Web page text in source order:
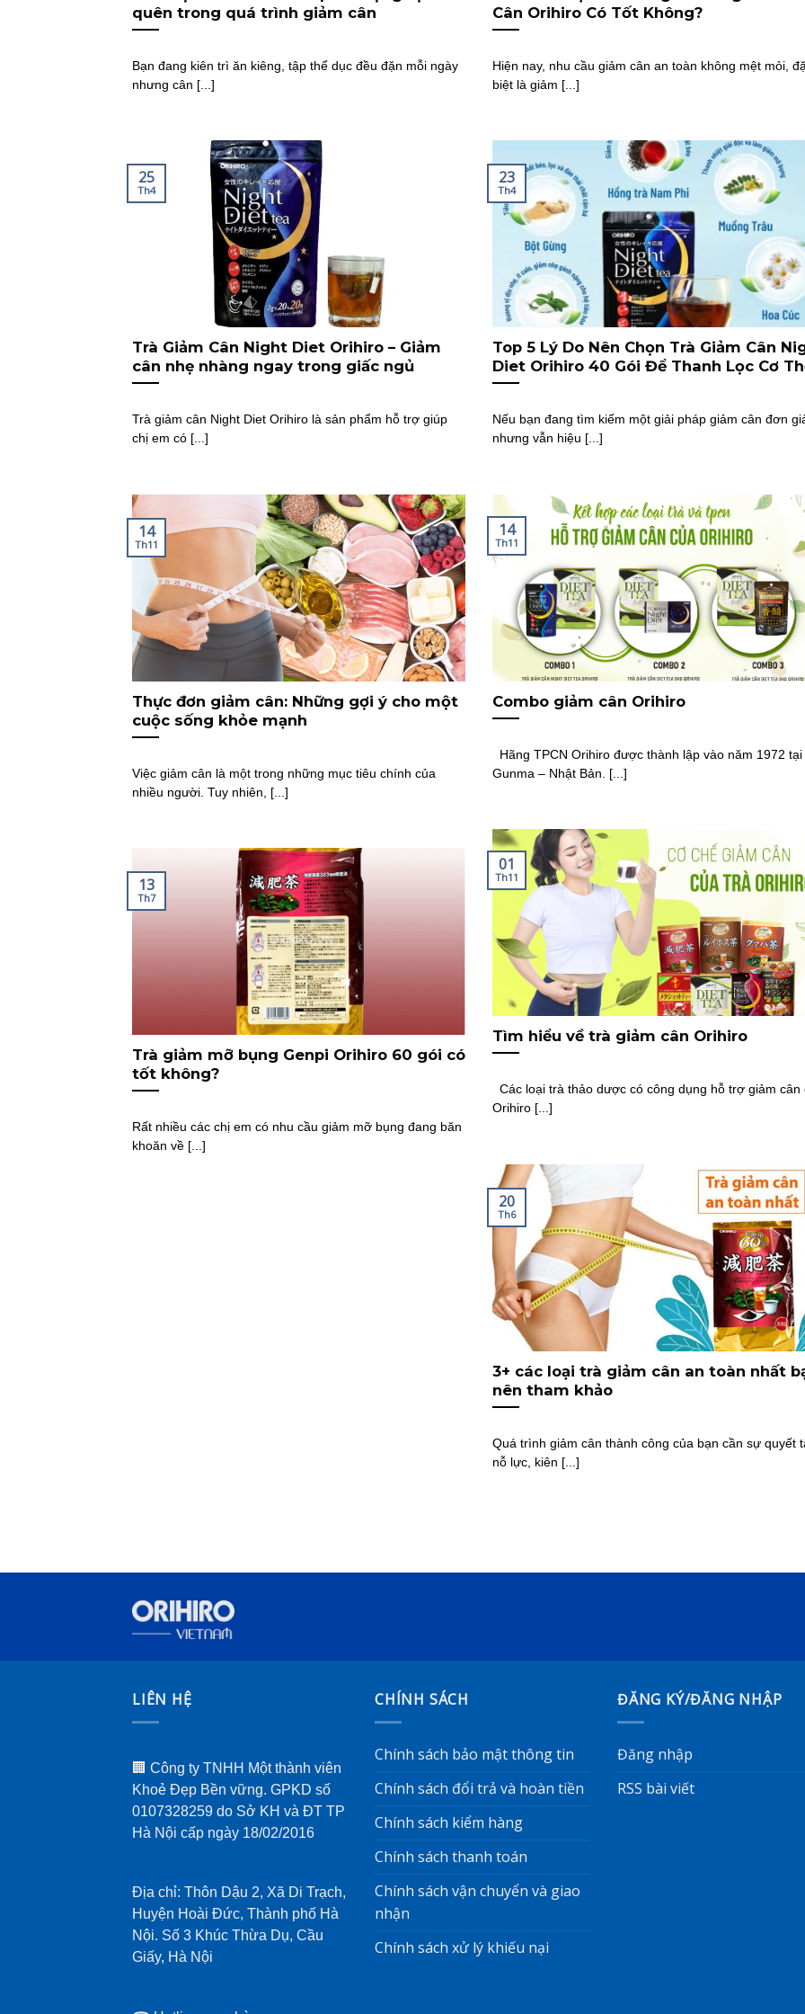
quên trong quá trình giảm cân
Bạn đang kiên trì ăn kiêng, tập thể dục đều đặn mỗi ngày
nhưng cân [...]
Cân Orihiro Có Tốt Không?
Hiện nay, nhu cầu giảm cân an toàn không mệt mỏi,
biệt là giảm [...]
Trà Giảm Cân Night Diet Orihiro – Giảm
cân nhẹ nhàng ngay trong giấc ngủ
Trà giảm cân Night Diet Orihiro là sản phẩm hỗ trợ giúp
chị em có [...]
25
Th4
Top 5 Lý Do Nên Chọn Trà Giảm Cân
Diet Orihiro 40 Gói Để Thanh Lọc Cơ
Nếu bạn đang tìm kiếm một giải pháp giảm cân đơn
nhưng vẫn hiệu [...]
23
Th4
Thực đơn giảm cân: Những gợi ý cho một
cuộc sống khỏe mạnh
Việc giảm cân là một trong những mục tiêu chính của
nhiều người. Tuy nhiên, [...]
14
Th11
Combo giảm cân Orihiro
Hãng TPCN Orihiro được thành lập vào năm 1972 tại
Gunma – Nhật Bản. [...]
14
Th11
Tìm hiểu về trà giảm cân Orihiro
Các loại trà thảo dược có công dụng hỗ trợ giảm cân
Orihiro [...]
01
Th11
Trà giảm mỡ bụng Genpi Orihiro 60 gói có
tốt không?
Rất nhiều các chị em có nhu cầu giảm mỡ bụng đang băn
khoăn về [...]
13
Th7
3+ các loại trà giảm cân an toàn nhất
nên tham khảo
Quá trình giảm cân thành công của bạn cần sự quyết
nỗ lực, kiên [...]
20
Th6
LIÊN HỆ
🏢 Công ty TNHH Một thành viên
Khoẻ Đẹp Bền vững. GPKD số
0107328259 do Sở KH và ĐT TP
Hà Nội cấp ngày 18/02/2016
Địa chỉ: Thôn Dậu 2, Xã Di Trạch,
Huyện Hoài Đức, Thành phố Hà
Nội. Số 3 Khúc Thừa Dụ, Cầu
Giấy, Hà Nội
CHÍNH SÁCH
Chính sách bảo mật thông tin
Chính sách đổi trả và hoàn tiền
Chính sách kiểm hàng
Chính sách thanh toán
Chính sách vận chuyển và giao
nhận
Chính sách xử lý khiếu nại
ĐĂNG KÝ/ĐĂNG NHẬP
Đăng nhập
RSS bài viết